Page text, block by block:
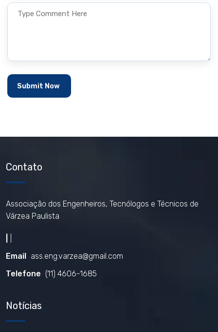
Contato
Associação dos Engenheiros, Tecnólogos e Técnicos de
Várzea Paulista
Email ass.eng.varzea@gmail.com
Telefone (11) 4606-1685
Notícias